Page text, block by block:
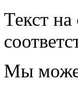
Текст
Мы